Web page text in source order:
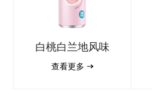
白桃白兰地风味
查看更多